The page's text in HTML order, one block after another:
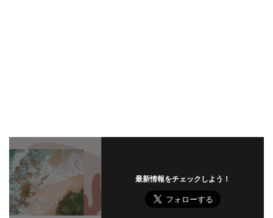
最新情報をチェックしよう！